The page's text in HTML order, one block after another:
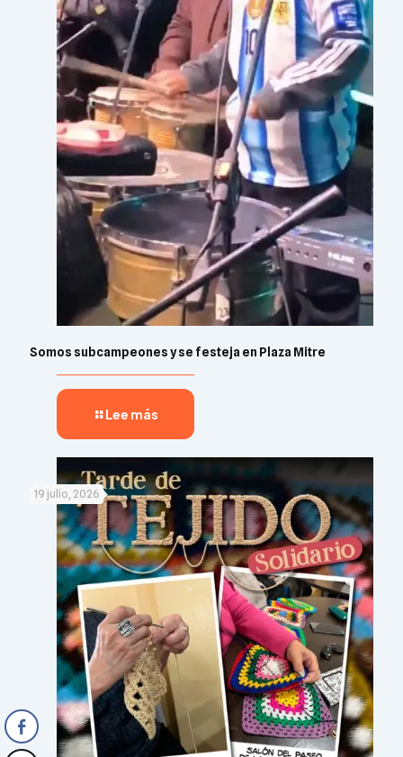
Somos subcampeones y se festeja en Plaza Mitre
Lee más
19 julio, 2026